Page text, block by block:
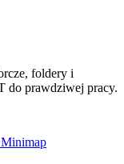
foldery i
do prawdziwej pracy.
Minimap